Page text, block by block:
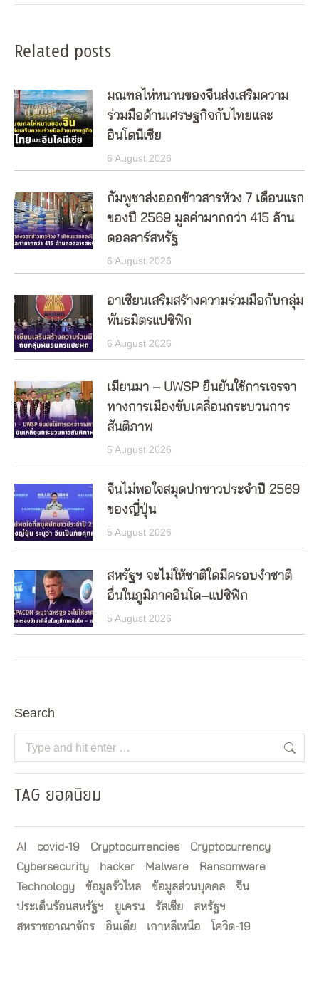
Related posts
มณฑลไห่หนานของจีนส่งเสริมความ
ร่วมมือด้านเศรษฐกิจกับไทยและ
อินโดนีเซีย
6 August 2026
กัมพูชาส่งออกข้าวสารห้วง 7 เดือนแรก
ของปี 2569 มูลค่ามากกว่า 415 ล้าน
ดอลลาร์สหรัฐ
6 August 2026
อาเซียนเสริมสร้างความร่วมมือกับกลุ่ม
พันธมิตรแปซิฟิก
6 August 2026
เมียนมา – UWSP ยืนยันใช้การเจรจา
ทางการเมืองขับเคลื่อนกระบวนการ
สันติภาพ
5 August 2026
จีนไม่พอใจสมุดปกขาวประจำปี 2569
ของญี่ปุ่น
5 August 2026
สหรัฐฯ จะไม่ให้ชาติใดมีครอบงำชาติ
อื่นในภูมิภาคอินโด–แปซิฟิก
5 August 2026
Search
Search:
TAG ยอดนิยม
AI covid-19 Cryptocurrencies
Cryptocurrency
Cybersecurity
hacker Malware
Ransomware
Technology
ข้อมูลรั่วไหล ข้อมูลส่วนบุคคล
จีน
ประเด็นร้อนสหรัฐฯ
ยูเครน รัสเซีย
สหรัฐฯ
สหราชอาณาจักร
อินเดีย เกาหลีเหนือ โควิด-19